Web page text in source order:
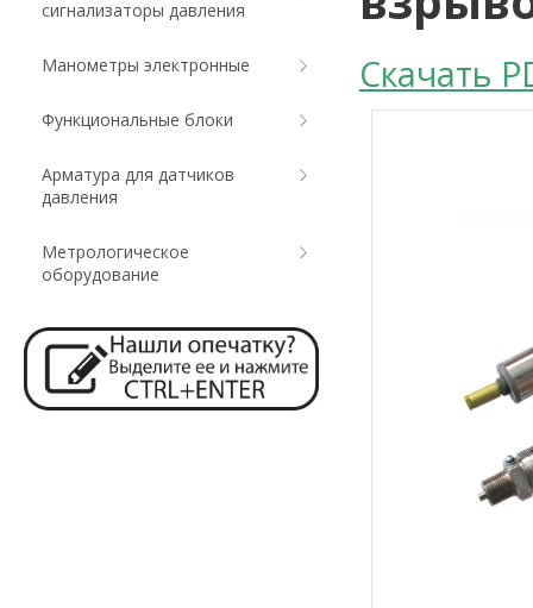
Скачать
сигнализаторы давления
Манометры электронные
Функциональные блоки
Арматура для датчиков
давления
Метрологическое
оборудование